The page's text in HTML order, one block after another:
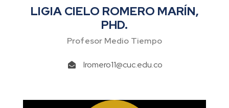
LIGIA CIELO ROMERO MARÍN,
PHD.
Profesor Medio Tiempo
lromero11@cuc.edu.co